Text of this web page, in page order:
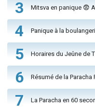
3 Mitsva en panique 😨
4 Panique à la
5 Horaires du Jeûne de
6 Résumé de la
7 La Paracha en 60